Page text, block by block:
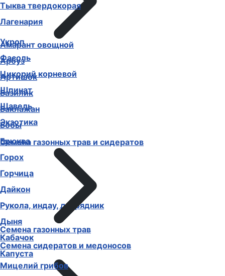
Амарант овощной
Арбуз
Артишок
Базилик
Баклажан
Бобы
Брюква
Горох
Горчица
Дайкон
Рукола, индау, двурядник
Дыня
Кабачок
Капуста
Тыква твердокорая
Лагенария
Укроп
Фасоль
Цикорий корневой
Шпинат
Щавель
Экзотика
Семена газонных трав и сидератов
Семена газонных трав
Семена сидератов и медоносов
Мицелий грибов